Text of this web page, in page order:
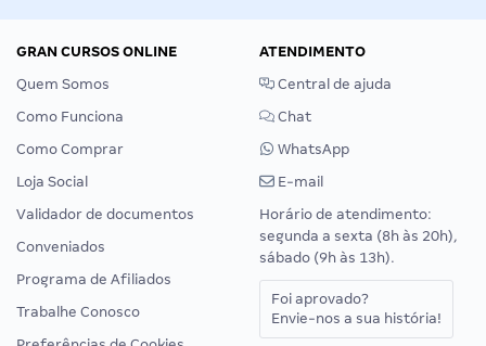
GRAN CURSOS ONLINE
Quem Somos
Como Funciona
Como Comprar
Loja Social
Validador de documentos
Conveniados
Programa de Afiliados
Trabalhe Conosco
ATENDIMENTO
Central de ajuda
Chat
WhatsApp
E-mail
Horário de atendimento:
segunda a sexta (8h às 20h),
sábado (9h às 13h).
Foi aprovado?
Envie-nos a sua história!